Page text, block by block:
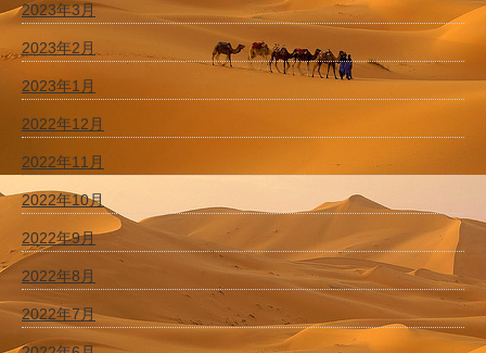
2023年3月
2023年2月
2023年1月
2022年12月
2022年11月
2022年10月
2022年9月
2022年8月
2022年7月